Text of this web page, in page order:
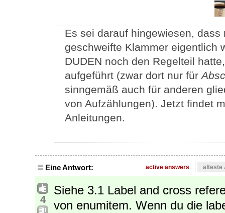
Es sei darauf hingewiesen,
geschweifte Klammer eigentlich
DUDEN noch den Regelteil
aufgeführt (zwar dort nur für
sinngemäß auch für anderen
von Aufzählungen). Jetzt findet
Anleitungen.
Eine Antwort: active answers älteste
4
Siehe 3.1 Label and cross
von enumitem. Wenn du die